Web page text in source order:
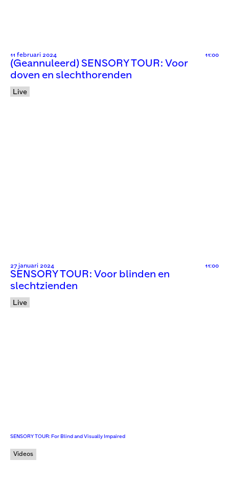
11 februari 2024 11:00
(Geannuleerd) SENSORY TOUR: Voor
doven en slechthorenden
Live
27 januari 2024 11:00
SENSORY TOUR: Voor blinden en
slechtzienden
Live
SENSORY TOUR: For Blind and Visually Impaired
Videos